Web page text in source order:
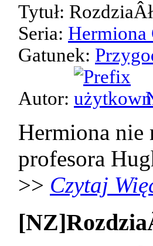
Tytuł:
Seria: Hermiona
Gatunek:
Autor:
Hermiona nie
profesora
>> Czytaj